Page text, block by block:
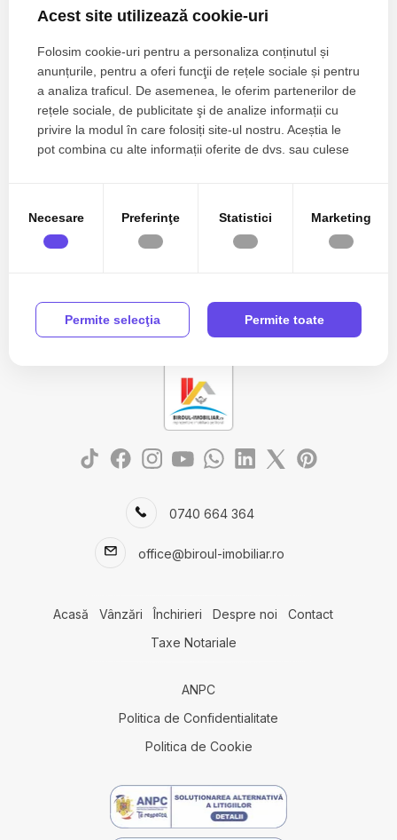
45000mp
Terenuri de vanzare in Mihail Kogalniceanu Exterior Nord
Apartamente de vanzare
Apartamente de vanzare in Ovidiu Est
Apartamente de vanzare in Constanta Km 4-5
Case de vanzare
Case de vanzare in Cumpana Central
Case de vanzare in Constanta Tomis II
Case de vanzare in Constanta Km 4-5
Case de vanzare in Dobromir
Terenuri de vanzare
Terenuri de vanzare in Lazu
Terenuri de vanzare in Constanta
Terenuri de vanzare in Eforie Nord
Terenuri de vanzare in Constanta Exterior Vest
Spatii comerciale de vanzare in Lazu Sud
Vezi mai mult
0740 664 364
office@biroul-imobiliar.ro
Acasă Vânzări Închirieri Despre noi
Contact
Taxe Notariale
ANPC
Politica de Confidentialitate
Politica de Cookie
Acest site utilizează cookie-uri
Folosim cookie-uri pentru a personaliza conținutul și
anunțurile, pentru a oferi funcţii de rețele sociale și pentru
a analiza traficul. De asemenea, le oferim partenerilor de
rețele sociale, de publicitate şi de analize informații cu
privire la modul în care folosiți site-ul nostru. Aceștia le
pot combina cu alte informații oferite de dvs. sau culese
Necesare Preferinţe Statistici Marketing
Permite selecţia Permite toate